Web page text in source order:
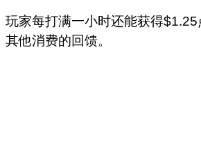
玩家每打满一小时还能获得
其他消费的回馈。